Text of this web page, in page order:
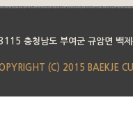
충청남도 부여군 규암면 백
(C) 2015 BAEKJE